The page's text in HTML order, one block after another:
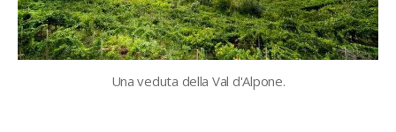
Una veduta della Val d'Alpone.